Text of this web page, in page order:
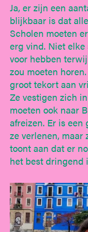
Ja, er zijn een
blijkbaar is dat
Scholen moeten
erg vind. Niet
voor hebben
zou moeten
groot tekort aan
Ze vestigen zich
moeten ook naar
afreizen. Er is
ze verlenen,
toont aan dat er
het best dringend